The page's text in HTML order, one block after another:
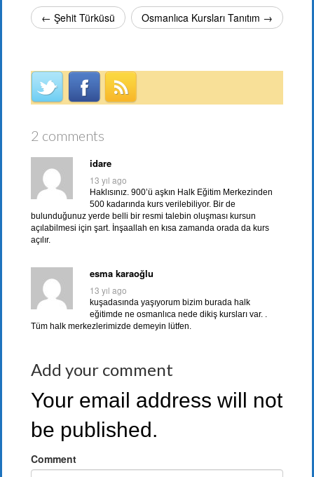
← Şehit Türküsü Osmanlıca Kursları Tanıtım →
2 comments
idare
13 yıl ago
Haklısınız. 900’ü aşkın Halk Eğitim Merkezinden
500 kadarında kurs verilebiliyor. Bir de
bulunduğunuz yerde belli bir resmi talebin oluşması kursun
açılabilmesi için şart. İnşaallah en kısa zamanda orada da kurs
açılır.
esma karaoğlu
13 yıl ago
kuşadasında yaşıyorum bizim burada halk
eğitimde ne osmanlıca nede dikiş kursları var. .
Tüm halk merkezlerimizde demeyin lütfen.
Add your comment
Your email address will not
be published.
Comment